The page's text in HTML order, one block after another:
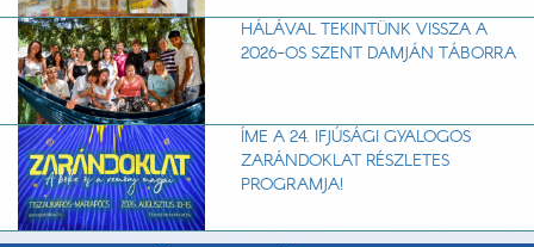
HÁLÁVAL TEKINTÜNK VISSZA A
2026-OS SZENT DAMJÁN TÁBORRA
ÍME A 24. IFJÚSÁGI GYALOGOS
ZARÁNDOKLAT RÉSZLETES
PROGRAMJA!